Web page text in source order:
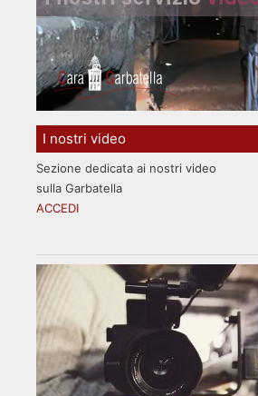
I nostri video
Sezione dedicata ai nostri video
sulla Garbatella
ACCEDI